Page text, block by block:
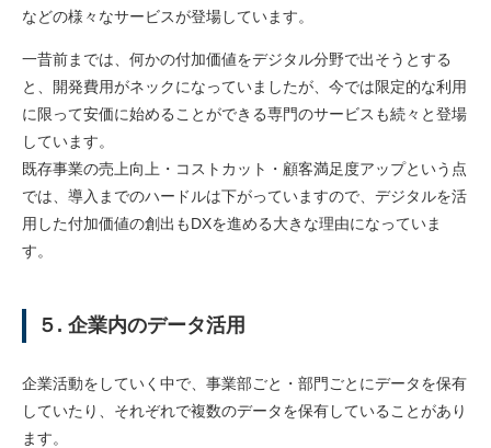
などの様々なサービスが登場しています。
一昔前までは、何かの付加価値をデジタル分野で出そうとする
と、開発費用がネックになっていましたが、今では限定的な利用
に限って安価に始めることができる専門のサービスも続々と登場
しています。
既存事業の売上向上・コストカット・顧客満足度アップという点
では、導入までのハードルは下がっていますので、デジタルを活
用した付加価値の創出もDXを進める大きな理由になっていま
す。
５. 企業内のデータ活用
企業活動をしていく中で、事業部ごと・部門ごとにデータを保有
していたり、それぞれで複数のデータを保有していることがあり
ます。